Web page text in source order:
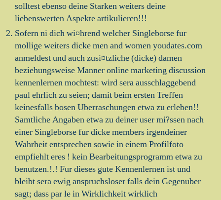
solltest ebenso deine Starken weiters deine
liebenswerten Aspekte artikulieren!!!
Sofern ni dich wi¤hrend welcher Singleborse fur
mollige weiters dicke men and women youdates.com
anmeldest und auch zusi¤tzliche (dicke) damen
beziehungsweise Manner online marketing discussion
kennenlernen mochtest: wird sera ausschlaggebend
paul ehrlich zu seien; damit beim ersten Treffen
keinesfalls bosen Uberraschungen etwa zu erleben!!
Samtliche Angaben etwa zu deiner user mi?ssen nach
einer Singleborse fur dicke members irgendeiner
Wahrheit entsprechen sowie in einem Profilfoto
empfiehlt eres ! kein Bearbeitungsprogramm etwa zu
benutzen.!.! Fur dieses gute Kennenlernen ist und
bleibt sera ewig anspruchsloser falls dein Gegenuber
sagt; dass par le in Wirklichkeit wirklich